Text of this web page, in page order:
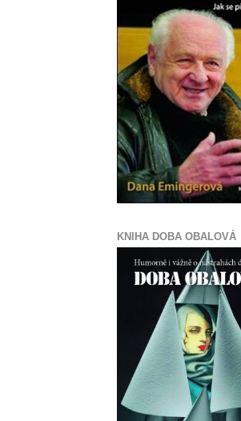
KNIHA DOBA OBALOVÁ